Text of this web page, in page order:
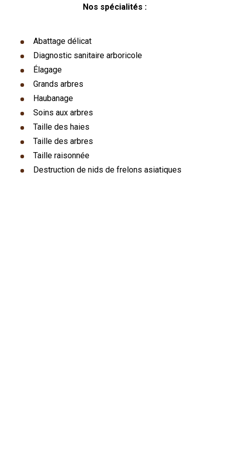
Nos spécialités :
Abattage délicat
Diagnostic sanitaire arboricole
Élagage
Grands arbres
Haubanage
Soins aux arbres
Taille des haies
Taille des arbres
Taille raisonnée
Destruction de nids de frelons asiatiques